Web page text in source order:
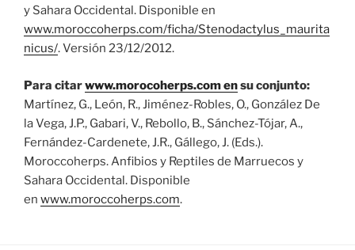
y Sahara Occidental. Disponible en
www.moroccoherps.com/ficha/Stenodactylus_maurita
nicus/. Versión 23/12/2012.
Para citarwww.morocoherps.com ensu conjunto:
Martínez, G., León, R., Jiménez-Robles, O., González De
la Vega, J.P., Gabari, V., Rebollo, B., Sánchez-Tójar, A.,
Fernández-Cardenete, J.R., Gállego, J. (Eds.).
Moroccoherps. Anfibios y Reptiles de Marruecos y
Sahara Occidental. Disponible
en www.moroccoherps.com.